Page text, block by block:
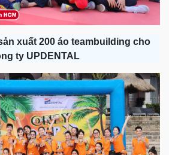
xuất 200 áo teambuilding cho
ty UPDENTAL